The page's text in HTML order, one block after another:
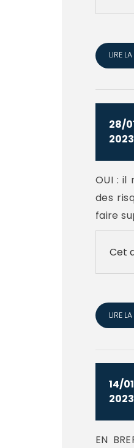
LIRE
28/
2023
OUI :
des
faire
Cet
LIRE
14/01
2023
EN